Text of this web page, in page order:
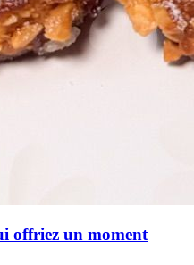
offriez un moment